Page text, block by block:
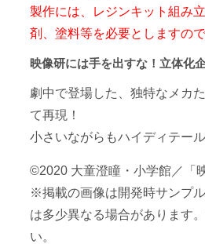
製作には、レジンキット組み
剤、塗料等を必要としますの
映像研には手を出すな！立体化
劇中で登場した、独特なメカ
て再現！
小さいながらもハイディテール
©2020 大童澄瞳・小学館／「
※掲載の画像は開発時サンプ
は多少異なる場合があります
い。